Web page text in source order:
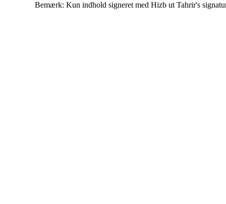
Bemærk: Kun indhold signeret med Hizb ut Tahrir's